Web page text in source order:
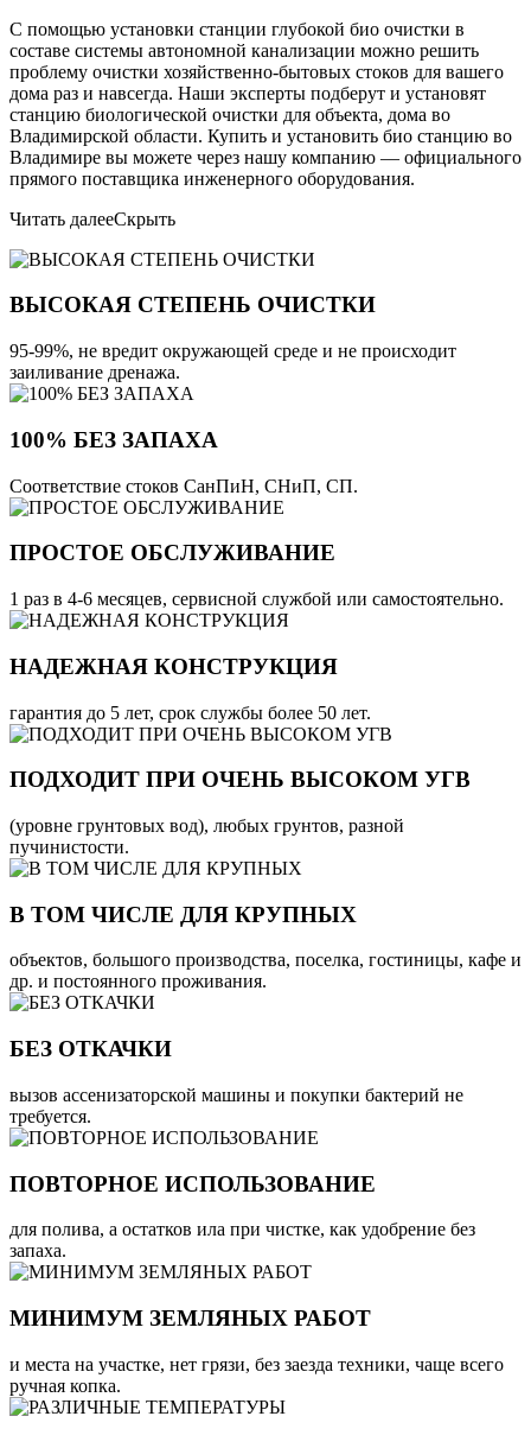
С помощью установки станции глубокой био очистки в
составе системы автономной канализации можно решить
проблему очистки хозяйственно-бытовых стоков для вашего
дома раз и навсегда. Наши эксперты подберут и установят
станцию биологической очистки для объекта, дома во
Владимирской области. Купить и установить био станцию во
Владимире вы можете через нашу компанию — официального
прямого поставщика инженерного оборудования.
Читать далееСкрыть
ВЫСОКАЯ СТЕПЕНЬ ОЧИСТКИ
95-99%, не вредит окружающей среде и не происходит
заиливание дренажа.
100% БЕЗ ЗАПАХА
Соответствие стоков СанПиН, СНиП, СП.
ПРОСТОЕ ОБСЛУЖИВАНИЕ
1 раз в 4-6 месяцев, сервисной службой или самостоятельно.
НАДЕЖНАЯ КОНСТРУКЦИЯ
гарантия до 5 лет, срок службы более 50 лет.
ПОДХОДИТ ПРИ ОЧЕНЬ ВЫСОКОМ УГВ
(уровне грунтовых вод), любых грунтов, разной
пучинистости.
В ТОМ ЧИСЛЕ ДЛЯ КРУПНЫХ
объектов, большого производства, поселка, гостиницы, кафе и
др. и постоянного проживания.
БЕЗ ОТКАЧКИ
вызов ассенизаторской машины и покупки бактерий не
требуется.
ПОВТОРНОЕ ИСПОЛЬЗОВАНИЕ
для полива, а остатков ила при чистке, как удобрение без
запаха.
МИНИМУМ ЗЕМЛЯНЫХ РАБОТ
и места на участке, нет грязи, без заезда техники, чаще всего
ручная копка.